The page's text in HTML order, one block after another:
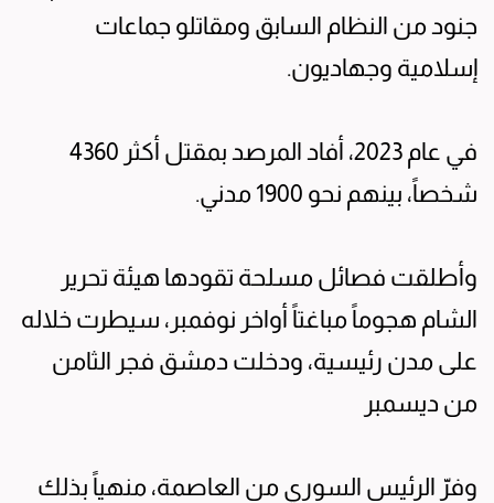
جنود من النظام السابق ومقاتلو جماعات
إسلامية وجهاديون.
في عام 2023، أفاد المرصد بمقتل أكثر 4360
شخصاً، بينهم نحو 1900 مدني.
وأطلقت فصائل مسلحة تقودها هيئة تحرير
الشام هجوماً مباغتاً أواخر نوفمبر، سيطرت خلاله
على مدن رئيسية، ودخلت دمشق فجر الثامن
من ديسمبر
وفرّ الرئيس السوري من العاصمة، منهياً بذلك